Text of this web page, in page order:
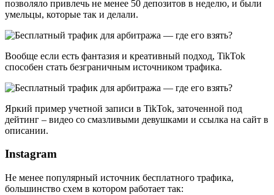
позволяло привлечь не менее 50 депозитов в неделю, и были
умельцы, которые так и делали.
Вообще если есть фантазия и креативный подход, TikTok
способен стать безграничным источником трафика.
Яркий пример учетной записи в TikTok, заточенной под
дейтинг – видео со смазливыми девушками и ссылка на сайт в
описании.
Instagram
Не менее популярный источник бесплатного трафика,
большинство схем в котором работает так: